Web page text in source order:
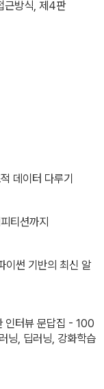
근방식, 제4판
데이터 다루기
티션까지
이썬 기반의 최신 알
인터뷰 문답집 - 100
닝, 딥러닝, 강화학습